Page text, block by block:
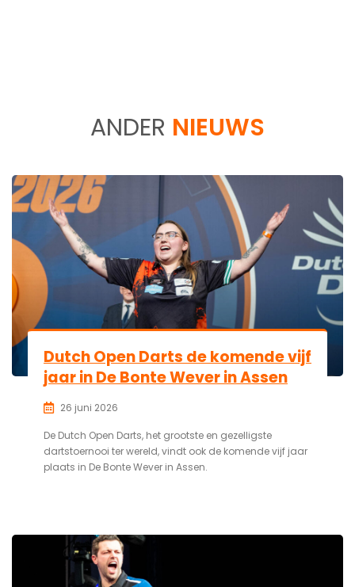
ANDER NIEUWS
Dutch Open Darts de komende vijf
jaar in De Bonte Wever in Assen
26 juni 2026
De Dutch Open Darts, het grootste en gezelligste
dartstoernooi ter wereld, vindt ook de komende vijf jaar
plaats in De Bonte Wever in Assen.